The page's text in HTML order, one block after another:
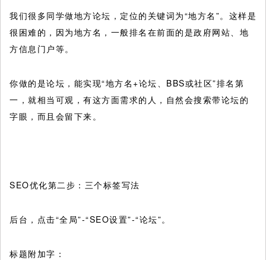
我们很多同学做地方论坛，定位的关键词为“地方名”。这样是
很困难的，因为地方名，一般排名在前面的是政府网站、地
方信息门户等。
你做的是论坛，能实现“地方名+论坛、BBS或社区”排名第
一，就相当可观，有这方面需求的人，自然会搜索带论坛的
字眼，而且会留下来。
SEO优化第二步：三个标签写法
后台，点击“全局”-“SEO设置”-“论坛”。
标题附加字：